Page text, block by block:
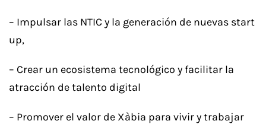
– Impulsar las NTIC y la generación de nuevas start
up,
– Crear un ecosistema tecnológico y facilitar la
atracción de talento digital
– Promover el valor de Xàbia para vivir y trabajar